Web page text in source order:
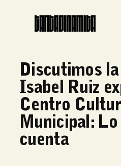
Discutimos
Isabel Ruiz
Centro
Municipal:
cuenta